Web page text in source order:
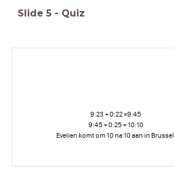
Slide 5 - Quiz
9:23 + 0:22 =9:45
9:45 + 0:25 = 10:10
Evelien komt om 10 na 10 aan in Brussel.